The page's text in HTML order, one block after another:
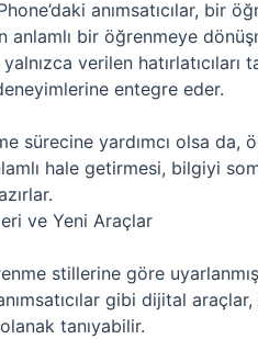
anımsatıcılar, bir
bir öğrenmeye
verilen hatırlatıcıları
entegre eder.
sürecine yardımcı olsa da,
hale getirmesi, bilgiyi
ve Yeni Araçlar
stillerine göre
gibi dijital
tanıyabilir.